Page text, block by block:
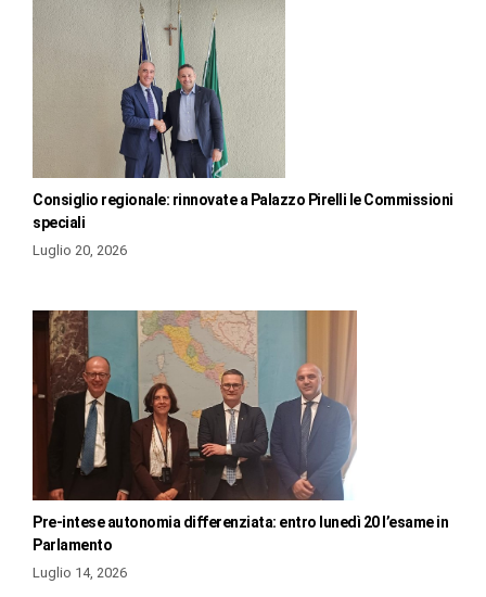
Consiglio regionale: rinnovate a Palazzo Pirelli le Commissioni
speciali
Luglio 20, 2026
Pre-intese autonomia differenziata: entro lunedì 20 l’esame in
Parlamento
Luglio 14, 2026